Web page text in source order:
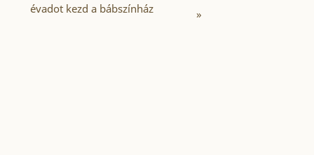
évadot kezd a bábszínház
»